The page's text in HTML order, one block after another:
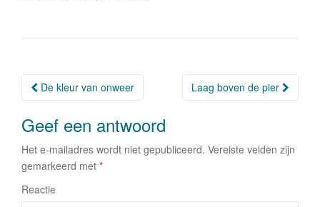
o
Berichtnavigatie
De kleur van onweer Laag boven de pier
Geef een antwoord
Het e-mailadres wordt niet gepubliceerd. Vereiste velden zijn
gemarkeerd met *
Reactie